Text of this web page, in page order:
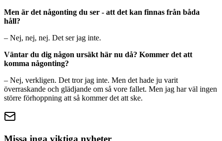
Men är det någonting du ser - att det kan finnas från båda
håll?
– Nej, nej, nej. Det ser jag inte.
Väntar du dig någon ursäkt här nu då? Kommer det att
komma någonting?
– Nej, verkligen. Det tror jag inte. Men det hade ju varit
överraskande och glädjande om så vore fallet. Men jag har väl ingen
större förhoppning att så kommer det att ske.
Missa inga viktiga nyheter